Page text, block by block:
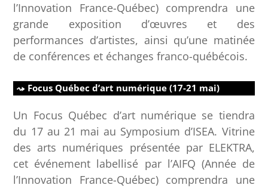
l’Innovation France-Québec) comprendra une
grande exposition d’œuvres et des
performances d’artistes, ainsi qu’une matinée
de conférences et échanges franco-québécois.
Focus Québec d’art numérique (17-21 mai)
Un Focus Québec d’art numérique se tiendra
du 17 au 21 mai au Symposium d’ISEA. Vitrine
des arts numériques présentée par ELEKTRA,
cet événement labellisé par l’AIFQ (Année de
l’Innovation France-Québec) comprendra une